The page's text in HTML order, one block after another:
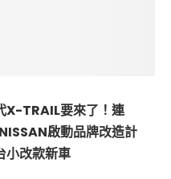
X-TRAIL要來了！連
啟動品牌改造計
改款新車